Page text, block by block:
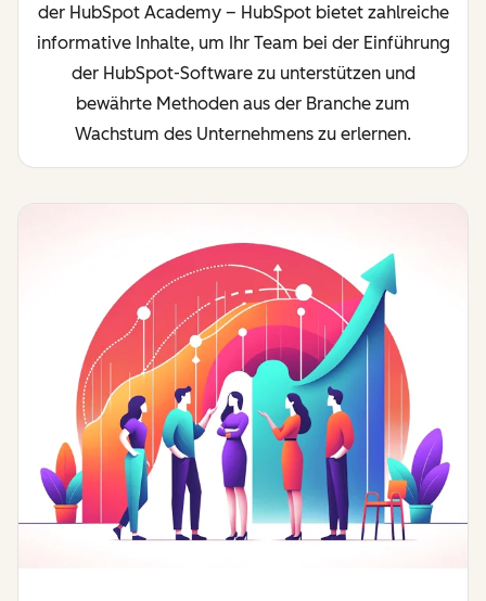
der HubSpot Academy – HubSpot bietet zahlreiche
informative Inhalte, um Ihr Team bei der Einführung
der HubSpot-Software zu unterstützen und
bewährte Methoden aus der Branche zum
Wachstum des Unternehmens zu erlernen.